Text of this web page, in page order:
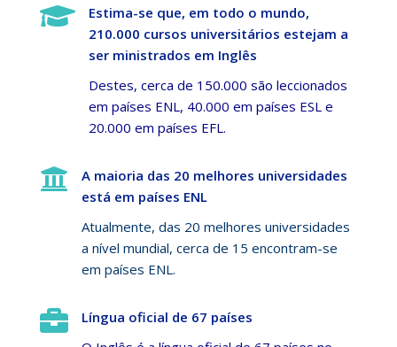

Estima-se que, em todo o mundo,
210.000 cursos universitários estejam a
ser ministrados em Inglês
Destes, cerca de 150.000 são leccionados
em países ENL, 40.000 em países ESL e
20.000 em países EFL.

A maioria das 20 melhores universidades
está em países ENL
Atualmente, das 20 melhores universidades
a nível mundial, cerca de 15 encontram-se
em países ENL.

Língua oficial de 67 países